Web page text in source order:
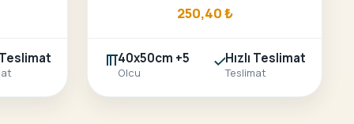
Teslimat
250,40₺
40x50cm +5
Olcu
Hızlı Teslimat
Teslimat